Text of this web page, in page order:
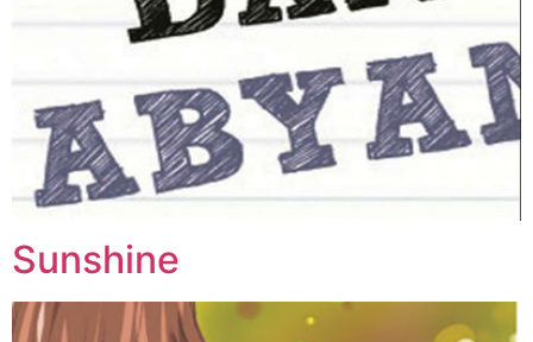
Sunshine